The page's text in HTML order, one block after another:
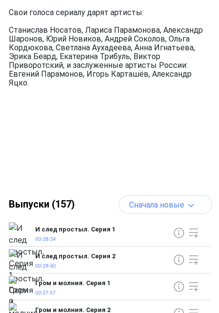
Свои голоса сериалу дарят артисты:
Станислав Носатов, Лариса Парамонова, Александр
Шаронов, Юрий Новиков, Андрей Соколов, Ольга
Кордюкова, Светлана Аухадеева, Анна Игнатьева,
Эрика Беард, Екатерина Трибуль, Виктор
Приворотский, и заслуженные артисты России:
Евгений Парамонов, Игорь Карташёв, Александр
Яцко.
Выпуски (157) Сначала новые
И след простыл. Серия 1
00:28:34
И след простыл. Серия 2
00:29:40
Гром и молния. Серия 1
00:27:57
Гром и молния. Серия 2